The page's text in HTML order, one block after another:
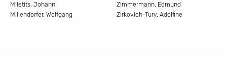
Miletits, Johann
Millendorfer, Wolfgang
Zimmermann, Edmund
Zirkovich-Tury, Adolfine